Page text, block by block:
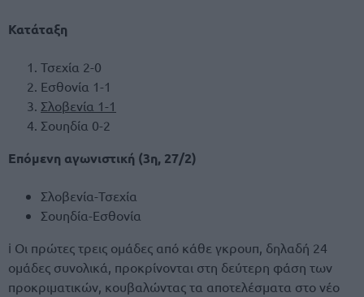
Κατάταξη
Τσεχία 2-0
Εσθονία 1-1
Σλοβενία 1-1
Σουηδία 0-2
Επόμενη αγωνιστική (3η, 27/2)
Σλοβενία-Τσεχία
Σουηδία-Εσθονία
ℹ Οι πρώτες τρεις ομάδες από κάθε γκρουπ, δηλαδή 24
ομάδες συνολικά, προκρίνονται στη δεύτερη φάση των
προκριματικών, κουβαλώντας τα αποτελέσματα στο νέο